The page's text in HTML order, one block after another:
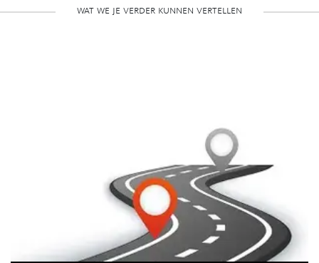
wat we je verder kunnen vertellen